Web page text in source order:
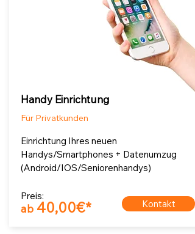
Handy Einrichtung
Für Privatkunden
Einrichtung Ihres neuen
Handys/Smartphones + Datenumzug
(Android/IOS/Seniorenhandys)
Preis:
ab 40,00€* Kontakt